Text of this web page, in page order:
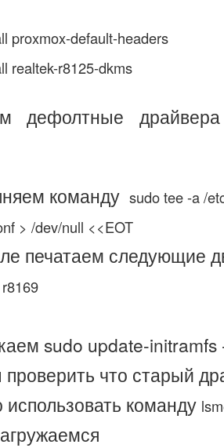
proxmox-default-headers
realtek-r8125-dkms
дефолтные
команду sudo tee -a /
> /dev/null <<EOT
печатаем следующие
sudo update-initramfs
что старый
команду